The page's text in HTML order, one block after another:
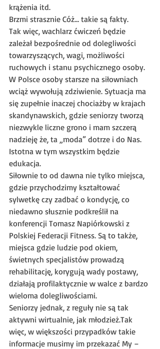
krążenia itd.
Brzmi strasznie Cóż… takie są fakty.
Tak więc, wachlarz ćwiczeń będzie
zależał bezpośrednie od dolegliwości
towarzyszących, wagi, możliwości
ruchowych i stanu psychicznego osoby.
W Polsce osoby starsze na siłowniach
wciąż wywołują zdziwienie. Sytuacja ma
się zupełnie inaczej chociażby w krajach
skandynawskich, gdzie seniorzy tworzą
niezwykle liczne grono i mam szczerą
nadzieję że, ta „moda” dotrze i do Nas.
Istotna w tym wszystkim będzie
edukacja.
Siłownie to od dawna nie tylko miejsca,
gdzie przychodzimy kształtować
sylwetkę czy zadbać o kondycję, co
niedawno słusznie podkreślił na
konferencji Tomasz Napiórkowski z
Polskiej Federacji Fitness. Są to także,
miejsca gdzie ludzie pod okiem,
świetnych specjalistów prowadzą
rehabilitację, korygują wady postawy,
działają profilaktycznie w walce z bardzo
wieloma dolegliwościami.
Seniorzy jednak, z reguły nie są tak
aktywni wirtualnie, jak młodzież.Tak
więc, w większości przypadków takie
informacje musimy im przekazać My –